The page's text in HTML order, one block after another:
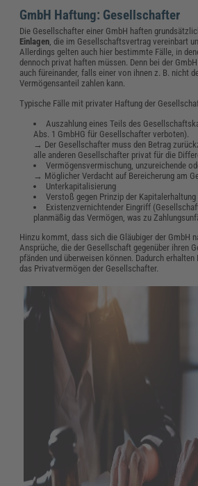
GmbH Haftung: Gesellschafter
Die Gesellschafter einer GmbH haften
Einlagen, die im Gesellschaftsvertrag vereinbart
Allerdings gelten auch hier bestimmte Fälle, in
dennoch privat haften müssen. Denn bei der
auch füreinander, falls einer von ihnen z. B. nicht
Vermögensanteil zahlen kann.
Typische Fälle mit privater Haftung der
Auszahlung eines Teils des
Abs. 1 GmbHG für Gesellschafter verboten).
→ Der Gesellschafter muss den Betrag
alle anderen Gesellschafter privat für die
Vermögensvermischung, unzureichende
→ Möglicher Verdacht auf Bereicherung am
Unterkapitalisierung
Verstoß gegen Prinzip der Kapitalerhaltung
Existenzvernichtender Eingriff
planmäßig das Vermögen, was zu
Hinzu kommt, dass sich die Gläubiger der GmbH
Ansprüche, die der Gesellschaft gegenüber ihren
pfänden und überweisen können. Dadurch
das Privatvermögen der Gesellschafter.